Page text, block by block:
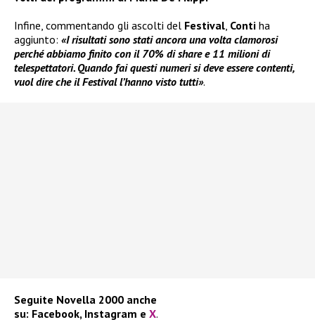
Infine, commentando gli ascolti del Festival, Conti ha
aggiunto: «I risultati sono stati ancora una volta clamorosi
perché abbiamo finito con il 70% di share e 11 milioni di
telespettatori. Quando fai questi numeri si deve essere contenti,
vuol dire che il Festival l’hanno visto tutti».
Seguite Novella 2000 anche
su: Facebook, Instagram e X.